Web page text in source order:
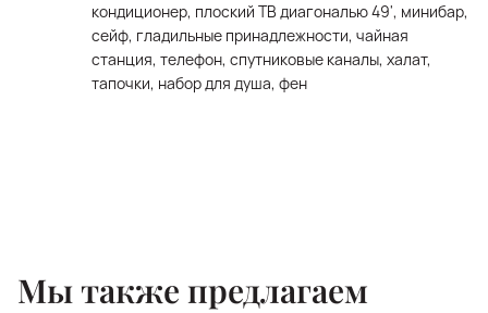
кондиционер, плоский ТВ диагональю 49', минибар,
сейф, гладильные принадлежности, чайная
станция, телефон, спутниковые каналы, халат,
тапочки, набор для душа, фен
Мы также предлагаем